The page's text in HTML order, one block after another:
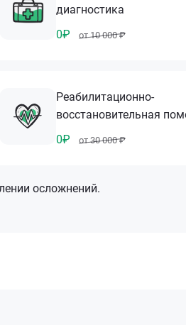
диагностика
0₽
от 10 000 ₽
Реабилитационно-
восстановительная
0₽
от 30 000 ₽
осложнений.